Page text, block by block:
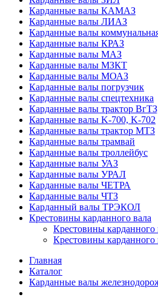
Карданные валы КАМАЗ
Карданные валы ЛИАЗ
Карданные валы
Карданные валы КРАЗ
Карданные валы МАЗ
Карданные валы МЗКТ
Карданные валы МОАЗ
Карданные валы погрузчик
Карданные валы спецтехника
Карданные валы трактор
Карданные валы K-700, K-702
Карданные валы трактор МТЗ
Карданные валы трамвай
Карданные валы троллейбус
Карданные валы УАЗ
Карданные валы УРАЛ
Карданные валы ЧЕТРА
Карданные валы ЧТЗ
Карданный валы ТРЭКОЛ
Крестовины карданного вала
Крестовины карданного
Крестовины карданного
Главная
Каталог
Карданные валы